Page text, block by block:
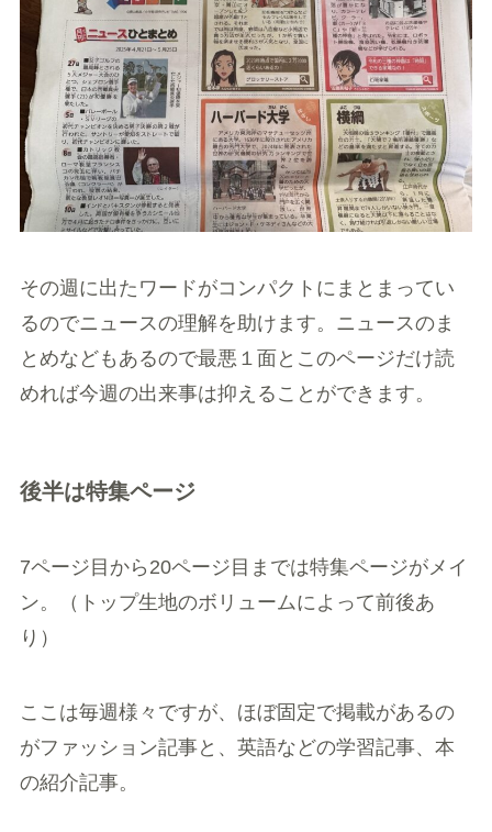
その週に出たワードがコンパクトにまとまってい
るのでニュースの理解を助けます。ニュースのま
とめなどもあるので最悪１面とこのページだけ読
めれば今週の出来事は抑えることができます。
後半は特集ページ
7ページ目から20ページ目までは特集ページがメイ
ン。（トップ生地のボリュームによって前後あ
り）
ここは毎週様々ですが、ほぼ固定で掲載があるの
がファッション記事と、英語などの学習記事、本
の紹介記事。